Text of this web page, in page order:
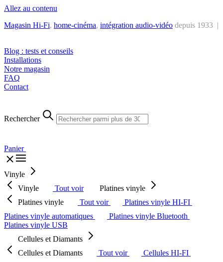
Allez au contenu
Magasin Hi-Fi, home-cinéma, intégration audio-vidéo depuis 1933 |
Blog : tests et conseils
Installations
Notre magasin
FAQ
Contact
Rechercher
Panier
Vinyle
Vinyle
Tout voir
Platines vinyle
Platines vinyle
Tout voir
Platines vinyle HI-FI
Platines vinyle automatiques
Platines vinyle Bluetooth
Platines vinyle USB
Cellules et Diamants
Cellules et Diamants
Tout voir
Cellules HI-FI